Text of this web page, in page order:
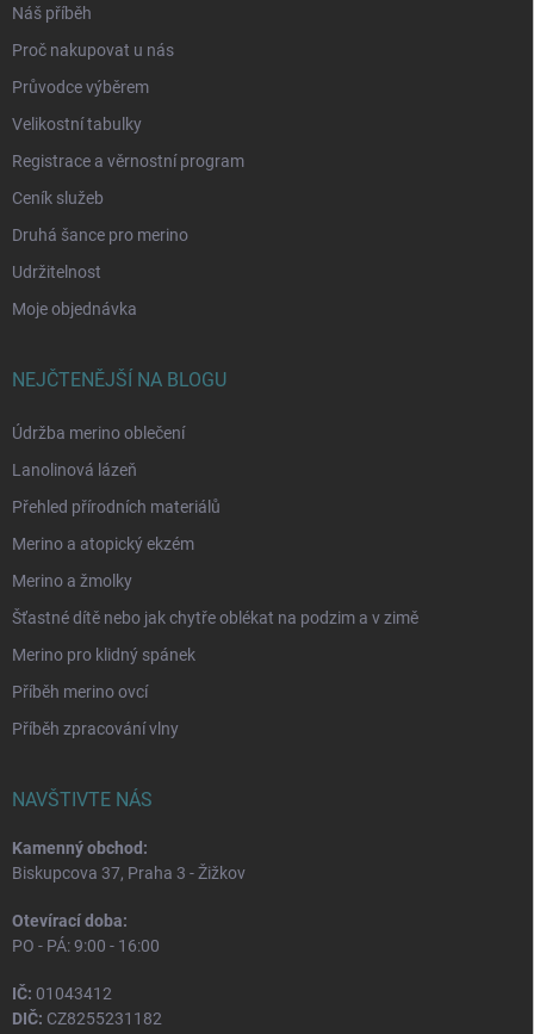
Náš příběh
Proč nakupovat u nás
Průvodce výběrem
Velikostní tabulky
Registrace a věrnostní program
Ceník služeb
Druhá šance pro merino
Udržitelnost
Moje objednávka
NEJČTENĚJŠÍ NA BLOGU
Údržba merino oblečení
Lanolinová lázeň
Přehled přírodních materiálů
Merino a atopický ekzém
Merino a žmolky
Šťastné dítě nebo jak chytře oblékat na podzim a v zimě
Merino pro klidný spánek
Příběh merino ovcí
Příběh zpracování vlny
NAVŠTIVTE NÁS
Kamenný obchod:
Biskupcova 37, Praha 3 - Žižkov
Otevírací doba:
PO - PÁ: 9:00 - 16:00
IČ: 01043412
DIČ: CZ8255231182